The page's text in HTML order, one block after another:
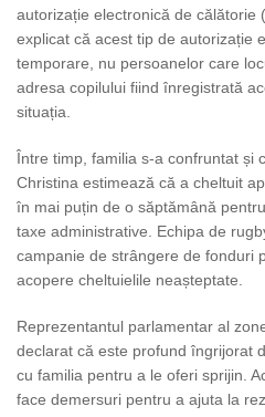
autorizație electronică de călătorie
explicat că acest tip de autorizație
temporare, nu persoanelor care
adresa copilului fiind înregistrată
situația.
Între timp, familia s-a confruntat și
Christina estimează că a cheltuit
în mai puțin de o săptămână
taxe administrative. Echipa de
campanie de strângere de fonduri
acopere cheltuielile neașteptate.
Reprezentantul parlamentar al
declarat că este profund îngrijorat
cu familia pentru a le oferi sprijin.
face demersuri pentru a ajuta la